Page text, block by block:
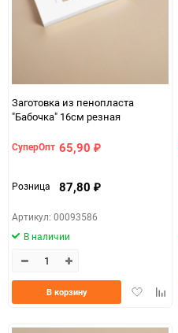
Заготовка из пенопласта
"Бабочка" 16см резная
СуперОпт 65,90 ₽
Розница 87,80 ₽
Артикул: 00093586
В наличии
Добавить
В корзину